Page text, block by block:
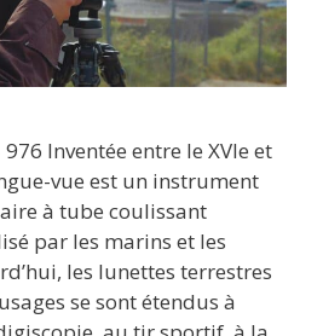
Inventée entre le XVIe et
vue est un instrument
à tube coulissant
par les marins et les
les lunettes terrestres
se sont étendus à